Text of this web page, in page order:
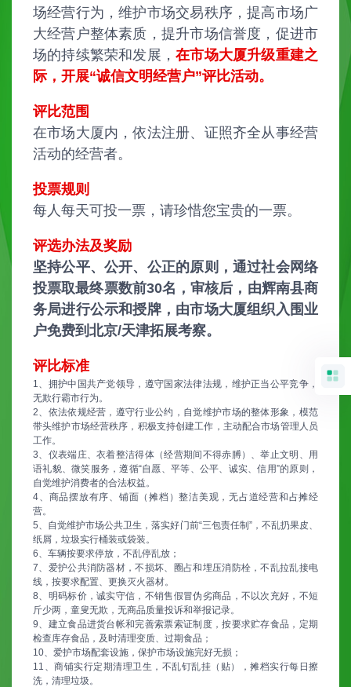
场经营行为，维护市场交易秩序，提高市场广
大经营户整体素质，提升市场信誉度，促进市
场的持续繁荣和发展，在市场大厦升级重建之
际，开展“诚信文明经营户”评比活动。
评比范围
在市场大厦内，依法注册、证照齐全从事经营
活动的经营者。
投票规则
每人每天可投一票，请珍惜您宝贵的一票。
评选办法及奖励
坚持公平、公开、公正的原则，通过社会网络
投票取最终票数前30名，审核后，由辉南县商
务局进行公示和授牌，由市场大厦组织入围业
户免费到北京/天津拓展考察。
评比标准
1、拥护中国共产党领导，遵守国家法律法规，维护正当公平竞争，
无欺行霸市行为。
2、依法依规经营，遵守行业公约，自觉维护市场的整体形象，模范
带头维护市场经营秩序，积极支持创建工作，主动配合市场管理人员
工作。
3、仪表端庄、衣着整洁得体（经营期间不得赤膊）、举止文明、用
语礼貌、微笑服务，遵循“自愿、平等、公平、诚实、信用”的原则，
自觉维护消费者的合法权益。
4、商品摆放有序、铺面（摊档）整洁美观，无占道经营和占摊经
营。
5、自觉维护市场公共卫生，落实好门前“三包责任制”，不乱扔果皮、
纸屑，垃圾实行桶装或袋装。
6、车辆按要求停放，不乱停乱放；
7、爱护公共消防器材，不损坏、圈占和埋压消防栓，不乱拉乱接电
线，按要求配置、更换灭火器材。
8、明码标价，诚实守信，不销售假冒伪劣商品，不以次充好，不短
斤少两，童叟无欺，无商品质量投诉和举报记录。
9、建立食品进货台帐和完善索票索证制度，按要求贮存食品，定期
检查库存食品，及时清理变质、过期食品；
10、爱护市场配套设施，保护市场设施完好无损；
11、商铺实行定期清理卫生，不乱钉乱挂（贴），摊档实行每日擦
洗，清理垃圾。